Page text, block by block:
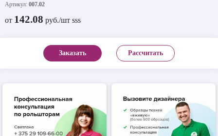
Артикул: 007.02
от 142.08 руб./шт sss
Заказать Рассчитать